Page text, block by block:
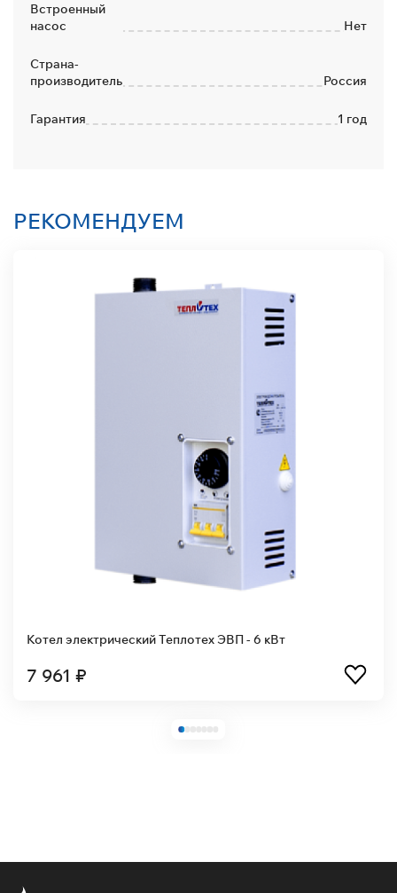
Встроенный
насос
Нет
Страна-
производитель
Россия
Гарантия 1 год
РЕКОМЕНДУЕМ
Котел электрический Теплотех ЭВП - 6 кВт
7 961 ₽